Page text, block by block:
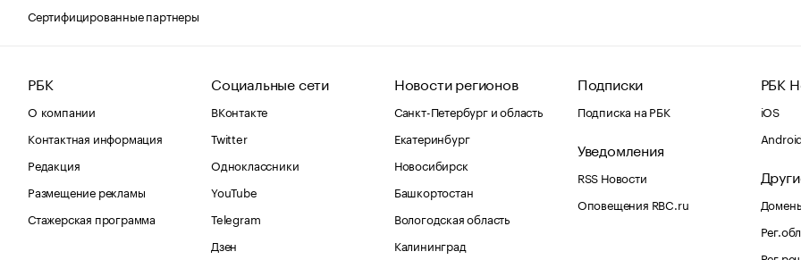
Сертифицированные партнеры
РБК
О компании
Контактная информация
Редакция
Размещение рекламы
Стажерская программа
Социальные сети
ВКонтакте
Twitter
Одноклассники
YouTube
Telegram
Дзен
Новости регионов
Санкт-Петербург и область
Екатеринбург
Новосибирск
Башкортостан
Вологодская область
Калининград
Подписки
Подписка на РБК
Уведомления
RSS Новости
Оповещения RBC.ru
РБК
iOS